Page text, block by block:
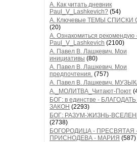
А. Как читать дневник
Paul_V_Lashkevich? (54)
А. Ключевые ТЕМЫ СПИСКИ
(20)
А. Ознакомиться рекомендую
Paul_V_Lashkevich (2100)
А. Павел В. Лашкевич. Мои
инициативы (80)
А. Павел В. Лашкевич. Мои
предпочтения. (757)
А. Павел В. Лашкевич.
А._МОЛИТВА_Читают-Поют
БОГ: в единстве - БЛАГОДАТЬ
ЗАКОН (2293)
БОГ: РАЗУМ-ЖИЗНЬ-
(2738)
БОГОРОДИЦА - ПРЕСВЯТАЯ
ПРИСНОДЕВА - МАРИЯ (587)